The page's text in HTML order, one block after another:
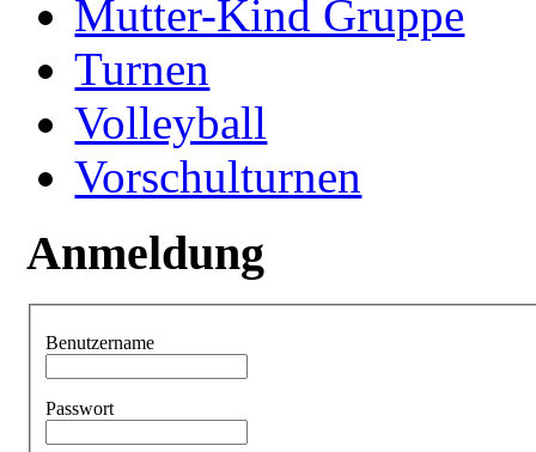
Mutter-Kind Gruppe
Turnen
Volleyball
Vorschulturnen
Anmeldung
Benutzername
Passwort